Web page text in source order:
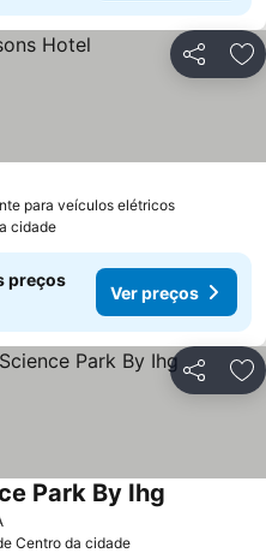
Partilhar
para veículos elétricosVer
cidade
preços
Ver preços
Partilhar
Ver preços
Park By Ihg
Centro da cidade